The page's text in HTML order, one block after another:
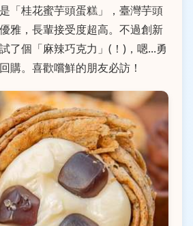
「桂花蜜芋頭蛋糕」，臺灣芋頭
雅，長輩接受度超高。不過創新
了個「麻辣巧克力」(！)，嗯...勇
購。喜歡嚐鮮的朋友必訪！